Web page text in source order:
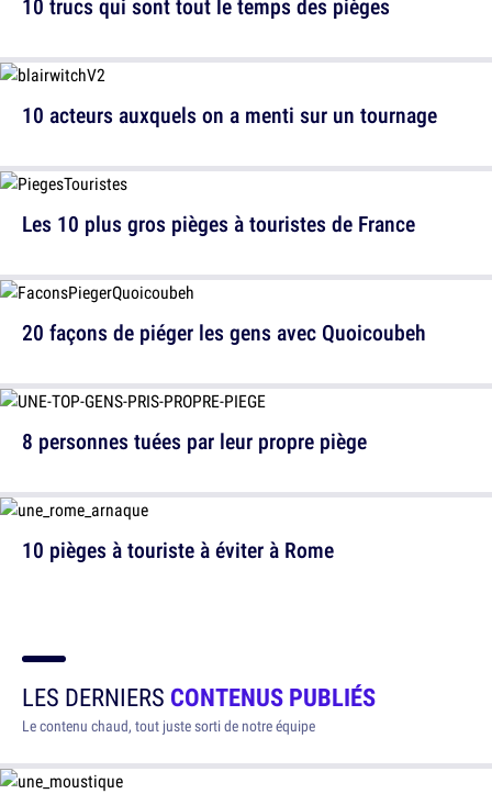
10 trucs qui sont tout le temps des pièges
Les 10 plus gros pièges à touristes de France
10 pièges à touriste à éviter à Rome
10 acteurs auxquels on a menti sur un tournage
20 façons de piéger les gens avec Quoicoubeh
8 personnes tuées par leur propre piège
LES DERNIERS CONTENUS PUBLIÉS
Le contenu chaud, tout juste sorti de notre équipe